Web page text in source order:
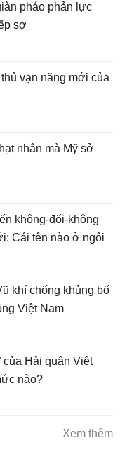
pháo phản lực
sợ
vạn năng mới của
nhân mà Mỹ sở
không-đối-không
Cái tên nào ở ngôi
khí chống khủng bố
Việt Nam
của Hải quân Việt
nào?
Xem thêm